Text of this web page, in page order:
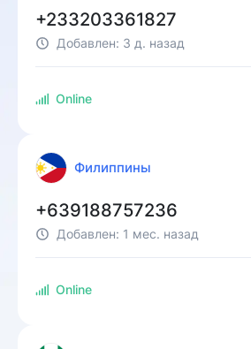
+233203361827
Добавлен: 3 д. назад
Online
Филиппины
+639188757236
Добавлен: 1 мес. назад
Online